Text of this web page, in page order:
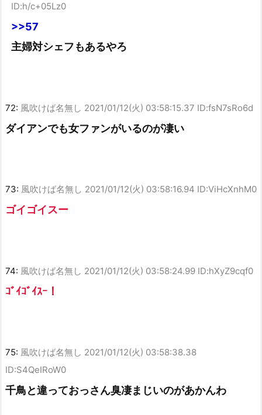
ID:h/c+05Lz0
>>57
主婦対シェフもあるやろ
72: 風吹けば名無し 2021/01/12(火) 03:58:15.37 ID:fsN7sRo6d
ダイアンでも女ファンがいるのが凄い
73: 風吹けば名無し 2021/01/12(火) 03:58:16.94 ID:ViHcXnhM0
ゴイゴイスー
74: 風吹けば名無し 2021/01/12(火) 03:58:24.99 ID:hXyZ9cqf0
ｺﾞｲｺﾞｲｽｰ！
75: 風吹けば名無し 2021/01/12(火) 03:58:38.38
ID:S4QeIRoW0
千鳥と違っておっさん臭凄まじいのがあかんわ